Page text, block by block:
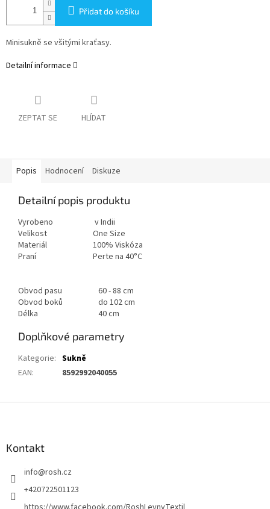
Přidat do košíku
Minisukně se všitými kraťasy.
Detailní informace
ZEPTAT SE HLÍDAT
Popis Hodnocení Diskuze
Detailní popis produktu
Vyrobeno
v Indii
Velikost
One Size
Materiál
100% Viskóza
Praní
Perte na 40°C
Obvod pasu
60 - 88 cm
Obvod boků
do 102 cm
Délka
40 cm
Doplňkové parametry
Kategorie: Sukně
EAN: 8592992040055
Kontakt
info@rosh.cz
+420722501123